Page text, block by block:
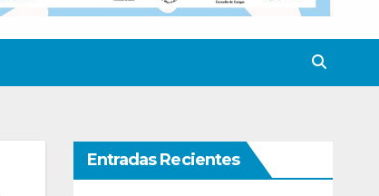
Entradas Recientes